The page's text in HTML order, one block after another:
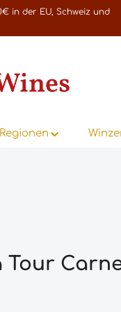
in der EU, Schweiz und
Tour